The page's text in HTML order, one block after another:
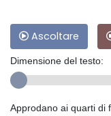
Ascoltare
Dimensione del testo:
Approdano ai quarti di